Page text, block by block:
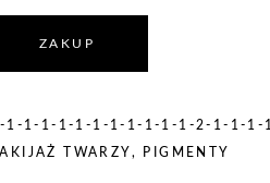
ZAKUP
1-1-1-1-1-1-1-1-1-1-1-2-1-1-1-1
TWARZY , PIGMENTY